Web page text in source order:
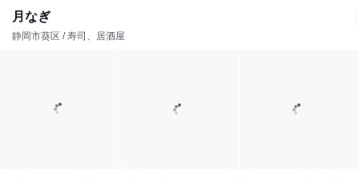
月なぎ
静岡市葵区 / 寿司、居酒屋